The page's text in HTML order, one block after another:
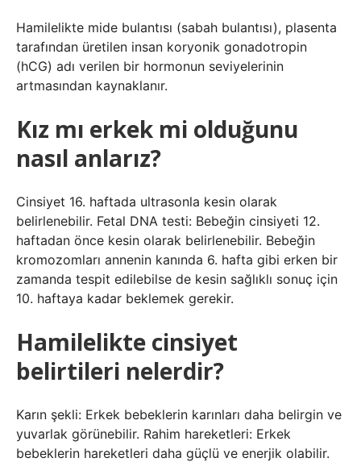
Hamilelikte mide bulantısı (sabah bulantısı), plasenta
tarafından üretilen insan koryonik gonadotropin
(hCG) adı verilen bir hormonun seviyelerinin
artmasından kaynaklanır.
Kız mı erkek mi olduğunu
nasıl anlarız?
Cinsiyet 16. haftada ultrasonla kesin olarak
belirlenebilir. Fetal DNA testi: Bebeğin cinsiyeti 12.
haftadan önce kesin olarak belirlenebilir. Bebeğin
kromozomları annenin kanında 6. hafta gibi erken bir
zamanda tespit edilebilse de kesin sağlıklı sonuç için
10. haftaya kadar beklemek gerekir.
Hamilelikte cinsiyet
belirtileri nelerdir?
Karın şekli: Erkek bebeklerin karınları daha belirgin ve
yuvarlak görünebilir. Rahim hareketleri: Erkek
bebeklerin hareketleri daha güçlü ve enerjik olabilir.